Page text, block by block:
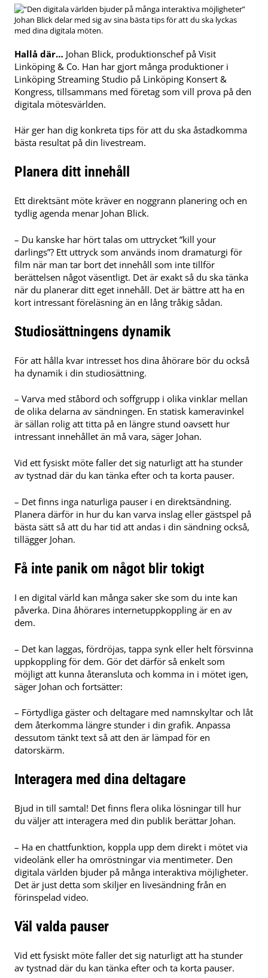
Johan Blick delar med sig av sina bästa tips för att du ska lyckas
med dina digitala möten.
Hallå där… Johan Blick, produktionschef på Visit
Linköping & Co. Han har gjort många produktioner i
Linköping Streaming Studio på Linköping Konsert &
Kongress, tillsammans med företag som vill prova på den
digitala mötesvärlden.
Här ger han dig konkreta tips för att du ska åstadkomma
bästa resultat på din livestream.
Planera ditt innehåll
Ett direktsänt möte kräver en noggrann planering och en
tydlig agenda menar Johan Blick.
– Du kanske har hört talas om uttrycket ”kill your
darlings”? Ett uttryck som används inom dramaturgi för
film när man tar bort det innehåll som inte tillför
berättelsen något väsentligt. Det är exakt så du ska tänka
när du planerar ditt eget innehåll. Det är bättre att ha en
kort intressant föreläsning än en lång tråkig sådan.
Studiosättningens dynamik
För att hålla kvar intresset hos dina åhörare bör du också
ha dynamik i din studiosättning.
– Varva med ståbord och soffgrupp i olika vinklar mellan
de olika delarna av sändningen. En statisk kameravinkel
är sällan rolig att titta på en längre stund oavsett hur
intressant innehållet än må vara, säger Johan.
Vid ett fysiskt möte faller det sig naturligt att ha stunder
av tystnad där du kan tänka efter och ta korta pauser.
– Det finns inga naturliga pauser i en direktsändning.
Planera därför in hur du kan varva inslag eller gästspel på
bästa sätt så att du har tid att andas i din sändning också,
tillägger Johan.
Få inte panik om något blir tokigt
I en digital värld kan många saker ske som du inte kan
påverka. Dina åhörares internetuppkoppling är en av
dem.
– Det kan laggas, fördröjas, tappa synk eller helt försvinna
uppkoppling för dem. Gör det därför så enkelt som
möjligt att kunna återansluta och komma in i mötet igen,
säger Johan och fortsätter:
– Förtydliga gäster och deltagare med namnskyltar och låt
dem återkomma längre stunder i din grafik. Anpassa
dessutom tänkt text så att den är lämpad för en
datorskärm.
Interagera med dina deltagare
Bjud in till samtal! Det finns flera olika lösningar till hur
du väljer att interagera med din publik berättar Johan.
– Ha en chattfunktion, koppla upp dem direkt i mötet via
videolänk eller ha omröstningar via mentimeter. Den
digitala världen bjuder på många interaktiva möjligheter.
Det är just detta som skiljer en livesändning från en
förinspelad video.
Väl valda pauser
Vid ett fysiskt möte faller det sig naturligt att ha stunder
av tystnad där du kan tänka efter och ta korta pauser.